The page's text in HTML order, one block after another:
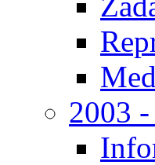
2003